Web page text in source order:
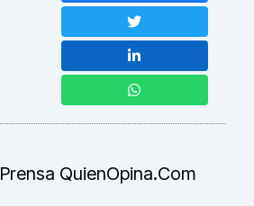
Prensa QuienOpina.com